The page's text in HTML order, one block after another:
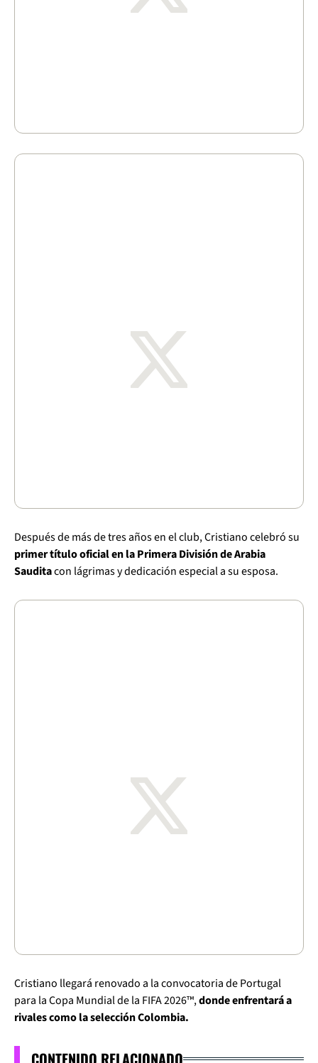
Después de más de tres años en el club, Cristiano celebró su
primer título oficial en la Primera División de Arabia
Sauditacon lágrimas y dedicación especial a su esposa.
Cristiano llegará renovado a la convocatoria de Portugal
para la Copa Mundial de la FIFA 2026™,donde enfrentará a
rivales como la selección Colombia.